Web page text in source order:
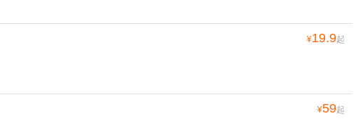
¥19.9起
¥59起